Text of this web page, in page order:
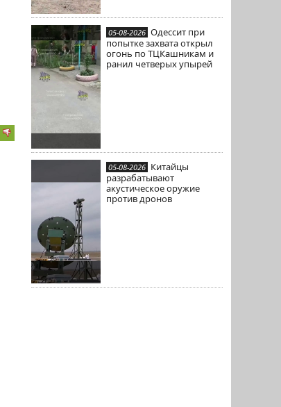
05-08-2026 Одессит при
попытке захвата открыл
огонь по ТЦКашникам и
ранил четверых упырей
05-08-2026 Китайцы
разрабатывают
акустическое оружие
против дронов